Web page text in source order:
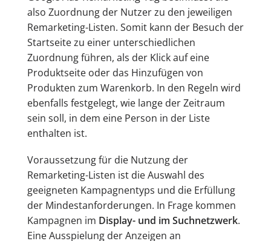
also Zuordnung der Nutzer zu den jeweiligen
Remarketing-Listen. Somit kann der Besuch der
Startseite zu einer unterschiedlichen
Zuordnung führen, als der Klick auf eine
Produktseite oder das Hinzufügen von
Produkten zum Warenkorb. In den Regeln wird
ebenfalls festgelegt, wie lange der Zeitraum
sein soll, in dem eine Person in der Liste
enthalten ist.
Voraussetzung für die Nutzung der
Remarketing-Listen ist die Auswahl des
geeigneten Kampagnentyps und die Erfüllung
der Mindestanforderungen. In Frage kommen
Kampagnen im Display- und im Suchnetzwerk.
Eine Ausspielung der Anzeigen an